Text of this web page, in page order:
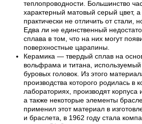
теплопроводности. Большинство
характерный матовый серый цвет,
практически не отличить от стали,
Едва ли не единственный
сплава в том, что на них могут
поверхностные царапины.
Керамика — твердый сплав на
вольфрама и титана, используемый
буровых головок. Из этого
производства которого родилась в
лабораториях, производят корпуса
а также некоторые элементы
применил этот материал в
и браслета, в 1962 году стала